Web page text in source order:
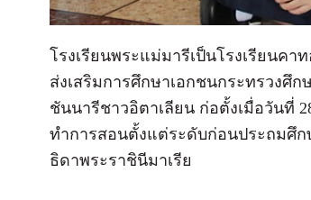
โรงเรียนพระแม่มารีเป็นโรงเรียนค
ส่งเสริมการศึกษาเอกชนกระทรวงศึ
ชันนารีชาวอิตาเลียน ก่อตั้งเมื่อวันที่
ทำการสอนตั้งแต่ระดับก่อนประถมศึ
ธิดาพระราชินีมาเรีย